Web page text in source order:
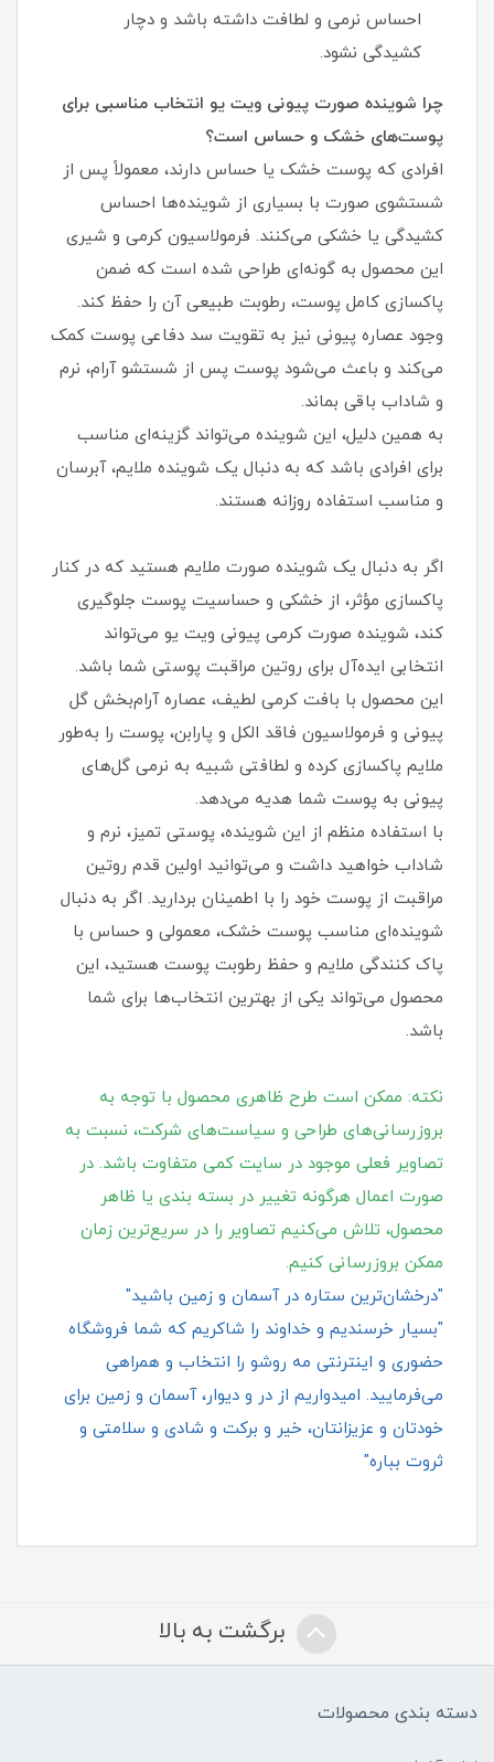
احساس نرمی و لطافت داشته باشد و دچار
کشیدگی نشود.
چرا شوینده صورت پیونی ویت یو انتخاب مناسبی برای
پوست‌های خشک و حساس است؟
افرادی که پوست خشک یا حساس دارند، معمولاً پس از
شستشوی صورت با بسیاری از شوینده‌ها احساس
کشیدگی یا خشکی می‌کنند. فرمولاسیون کرمی و شیری
این محصول به گونه‌ای طراحی شده است که ضمن
پاکسازی کامل پوست، رطوبت طبیعی آن را حفظ کند.
وجود عصاره پیونی نیز به تقویت سد دفاعی پوست کمک
می‌کند و باعث می‌شود پوست پس از شستشو آرام، نرم
و شاداب باقی بماند.
به همین دلیل، این شوینده می‌تواند گزینه‌ای مناسب
برای افرادی باشد که به دنبال یک شوینده ملایم، آبرسان
و مناسب استفاده روزانه هستند.
اگر به دنبال یک شوینده صورت ملایم هستید که در کنار
پاکسازی مؤثر، از خشکی و حساسیت پوست جلوگیری
کند، شوینده صورت کرمی پیونی ویت یو می‌تواند
انتخابی ایده‌آل برای روتین مراقبت پوستی شما باشد.
این محصول با بافت کرمی لطیف، عصاره آرام‌بخش گل
پیونی و فرمولاسیون فاقد الکل و پارابن، پوست را به‌طور
ملایم پاکسازی کرده و لطافتی شبیه به نرمی گل‌های
پیونی به پوست شما هدیه می‌دهد.
با استفاده منظم از این شوینده، پوستی تمیز، نرم و
شاداب خواهید داشت و می‌توانید اولین قدم روتین
مراقبت از پوست خود را با اطمینان بردارید. اگر به دنبال
شوینده‌ای مناسب پوست خشک، معمولی و حساس با
پاک کنندگی ملایم و حفظ رطوبت پوست هستید، این
محصول می‌تواند یکی از بهترین انتخاب‌ها برای شما
باشد.
نکته: ممکن است طرح ظاهری محصول با توجه به
بروزرسانی‌های طراحی و سیاست‌های شرکت، نسبت به
تصاویر فعلی موجود در سایت کمی متفاوت باشد. در
صورت اعمال هرگونه تغییر در بسته‌ بندی یا ظاهر
محصول، تلاش می‌کنیم تصاویر را در سریع‌ترین زمان
ممکن بروزرسانی کنیم.
"درخشان‌ترین ستاره در آسمان و زمین باشید"
"بسیار خرسندیم و خداوند را شاکریم که شما فروشگاه
حضوری و اینترنتی مه روشو را انتخاب و همراهی
می‌فرمایید. امیدواریم از در و دیوار، آسمان و زمین برای
خودتان و عزیزانتان، خیر و برکت و شادی و سلامتی و
ثروت بباره"
برگشت به بالا
دسته بندی محصولات